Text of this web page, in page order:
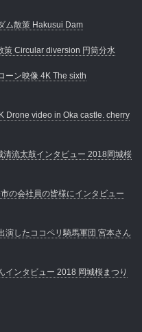
ム散策 Hakusui Dam
策 Circular diversion 円筒分水
ーン映像 4K The sixth
Drone video in Oka castle. cherry
流太鼓インタビュー 2018岡城桜
の会社員の皆様にインタビュー
演したココペリ騎馬軍団 宮本さん
インタビュー 2018 岡城桜まつり